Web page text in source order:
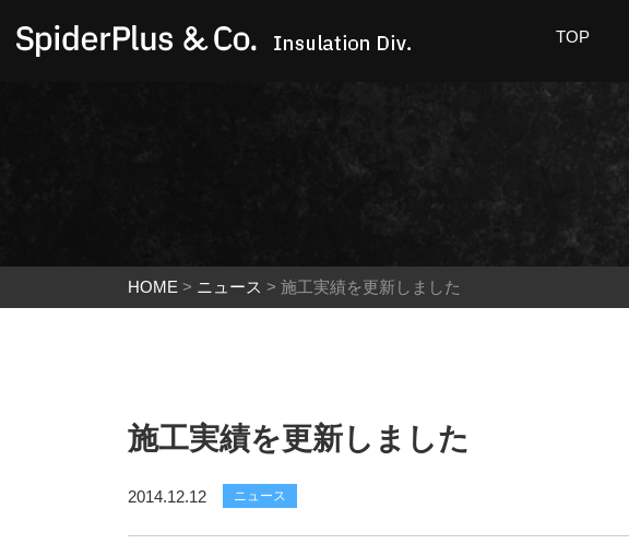
TOP
HOME > ニュース > 施工実績を更新しました
施工実績を更新しました
2014.12.12 ニュース